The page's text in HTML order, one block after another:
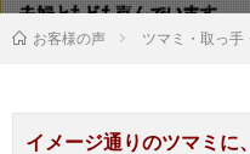
お客様の声 ツマミ・取っ手
イメージ通りのツマミに